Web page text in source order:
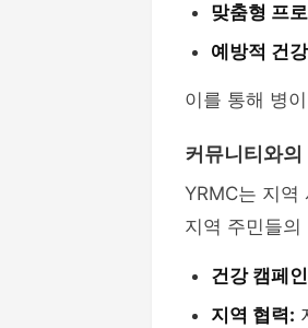
맞춤형 프
예방적 건
이를 통해 병
커뮤니티와의
YRMC는 지역
지역 주민들
건강 캠페
지역 협력: